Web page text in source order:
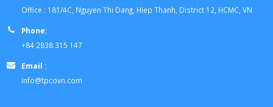
Office : 181/4C, Nguyen Thi Dang, Hiep Thanh, District 12, HCMC, VN
+84 2838 315 147